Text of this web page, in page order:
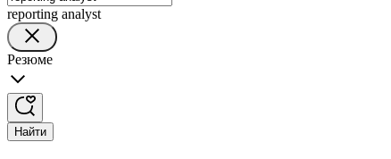
reporting analyst
Резюме
Найти